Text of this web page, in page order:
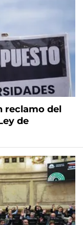
reclamo del
de